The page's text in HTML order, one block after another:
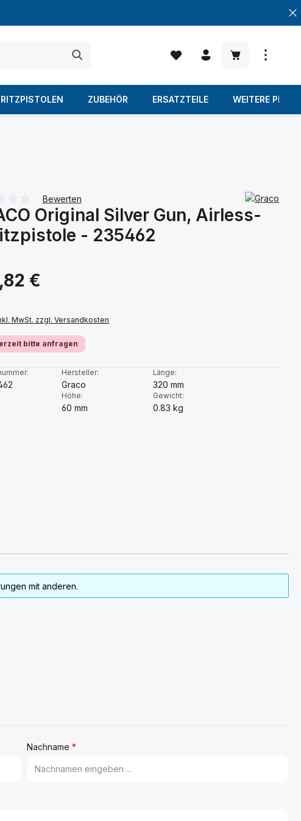
Warenkorb
ZUBEHÖR ERSATZTEILE WEITERE
Bewertung von 0 von 5 Sternen
Bewerten
Original Silver Gun, Airless-
- 235462
Preis:€
MwSt. zzgl. Versandkosten
bitte anfragen
Hersteller:
Graco
Länge:
320 mm
Höhe:
60 mm
Gewicht:
0.83 kg
mit anderen.
Nachname*